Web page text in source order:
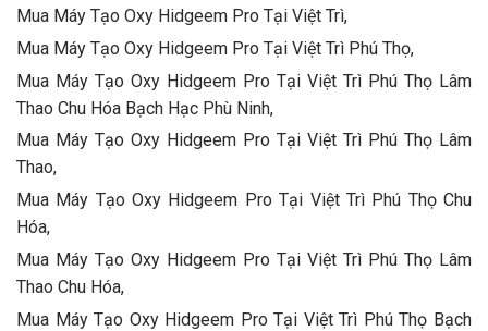
Mua Máy Tạo Oxy Hidgeem Pro Tại Việt Trì,
Mua Máy Tạo Oxy Hidgeem Pro Tại Việt Trì Phú Thọ,
Mua Máy Tạo Oxy Hidgeem Pro Tại Việt Trì Phú Thọ Lâm
Thao Chu Hóa Bạch Hạc Phù Ninh,
Mua Máy Tạo Oxy Hidgeem Pro Tại Việt Trì Phú Thọ Lâm
Thao,
Mua Máy Tạo Oxy Hidgeem Pro Tại Việt Trì Phú Thọ Chu
Hóa,
Mua Máy Tạo Oxy Hidgeem Pro Tại Việt Trì Phú Thọ Lâm
Thao Chu Hóa,
Mua Máy Tạo Oxy Hidgeem Pro Tại Việt Trì Phú Thọ Bạch